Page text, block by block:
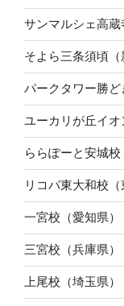
サンマルシェ高蔵
そよら三条須頃（
パークタワー勝ど
ユーカリが丘イオ
ららぽーと安城校
リコパ東大和校（
一宮校（愛知県）
三宮校（兵庫県）
上尾校（埼玉県）